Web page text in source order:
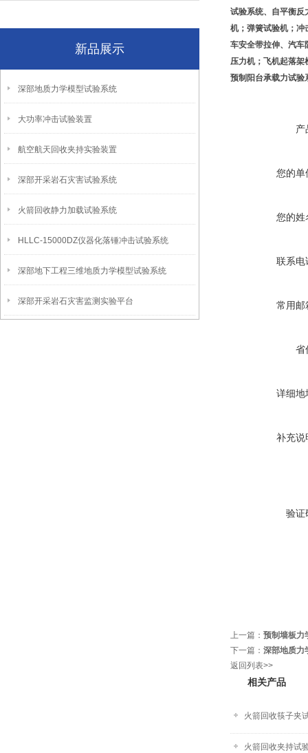
新品展示
深部地质力学模型试验系统
大功率冲击试验装置
航空航天回收夹持实验装置
深部开采岩石灾害试验系统
火箭回收静力加载试验系统
HLLC-15000DZ仪器化落锤冲击试验系统
深部地下工程三维地质力学模型试验系统
深部开采岩石灾害监测实验平台
试验系统、自平衡反
机；弹簧试验机；冲
车安全带拉伸、汽车
压力机；飞机起落架
预制阳台承载力试验
产
您的单
您的姓
联系电
常用邮
省
详细地
补充说
验证
上一篇： 预制墙板力
下一篇： 深部地质力
返回列表>>
相关产品
火箭回收筷子夹
火箭回收夹持试